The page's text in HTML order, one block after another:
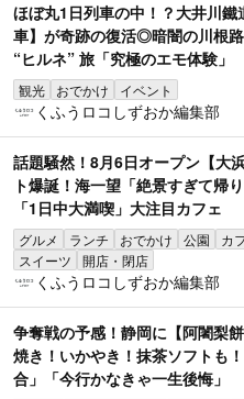
ほぼ丸1日列車の中！？大井川鐵
車】が奇跡の復活◎暗闇の川根
“ヒルネ” 旅「究極のエモ体験」
観光 おでかけ イベント
くふうロコしずおか編集部
話題騒然！8月6日オープン【大
ト爆誕！海一望「絶景すぎて帰
「1日中大満喫」大注目カフェ
グルメ ランチ おでかけ 公園
カ
スイーツ
開店・閉店
くふうロコしずおか編集部
争奪戦の予感！静岡に【阿闍梨
焼き！いかやき！抹茶ソフトも
合」「今行かなきゃ一生後悔」